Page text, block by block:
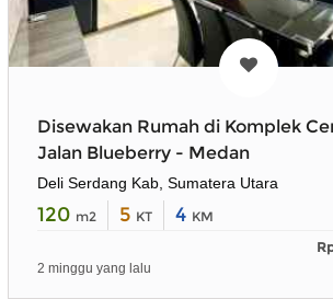
Disewakan Rumah di Komplek
Jalan Blueberry - Medan
Deli Serdang Kab, Sumatera Utara
120 m2 5 KT 4 KM
2 minggu yang lalu